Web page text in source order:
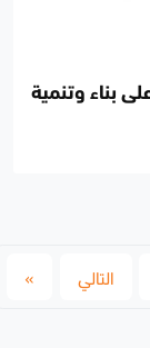
بناء وتنمية
التالي »